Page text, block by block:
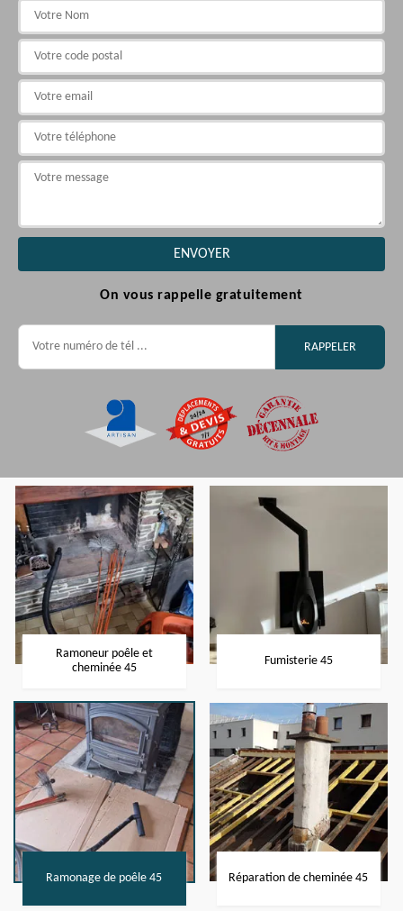
On vous rappelle gratuitement
Ramoneur poêle et
cheminée 45
Fumisterie 45
Ramonage de poêle 45 Réparation de cheminée 45